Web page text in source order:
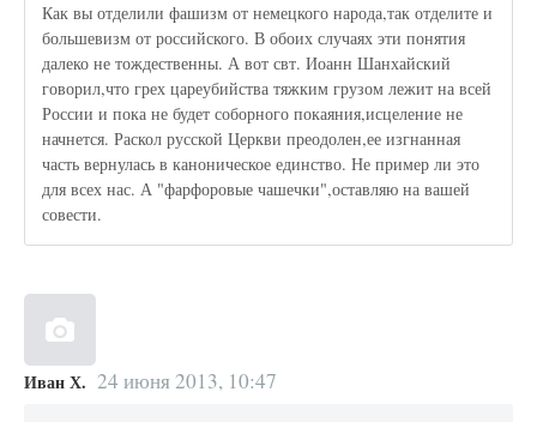
Как вы отделили фашизм от немецкого народа,так отделите и
большевизм от российского. В обоих случаях эти понятия
далеко не тождественны. А вот свт. Иоанн Шанхайский
говорил,что грех цареубийства тяжким грузом лежит на всей
России и пока не будет соборного покаяния,исцеление не
начнется. Раскол русской Церкви преодолен,ее изгнанная
часть вернулась в каноническое единство. Не пример ли это
для всех нас. А "фарфоровые чашечки",оставляю на вашей
совести.
Иван Х. 24 июня 2013, 10:47